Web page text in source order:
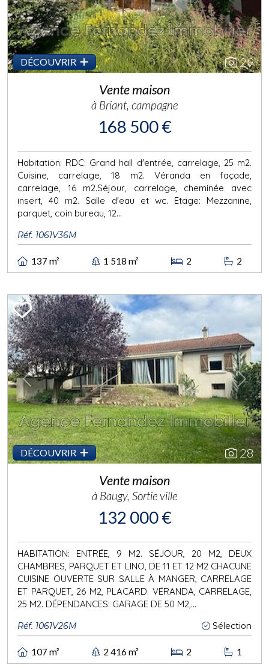
DÉCOUVRIR 29
Vente maison
à Briant, campagne
168 500 €
Habitation: RDC: Grand hall d'entrée, carrelage, 25 m2.
Cuisine, carrelage, 18 m2. Véranda en façade,
carrelage, 16 m2.Séjour, carrelage, cheminée avec
insert, 40 m2. Salle d'eau et wc. Etage: Mezzanine,
parquet, coin bureau, 12...
Réf. 1061V36M
137 m² 1 518 m² 2 2
Previous Next
DÉCOUVRIR 28
Vente maison
à Baugy, Sortie ville
132 000 €
HABITATION: ENTRÉE, 9 M2. SÉJOUR, 20 M2, DEUX
CHAMBRES, PARQUET ET LINO, DE 11 ET 12 M2 CHACUNE
CUISINE OUVERTE SUR SALLE À MANGER, CARRELAGE
ET PARQUET, 26 M2, PLACARD. VÉRANDA, CARRELAGE,
25 M2. DÉPENDANCES: GARAGE DE 50 M2,...
Réf. 1061V26M Sélection
107 m² 2 416 m² 2 1